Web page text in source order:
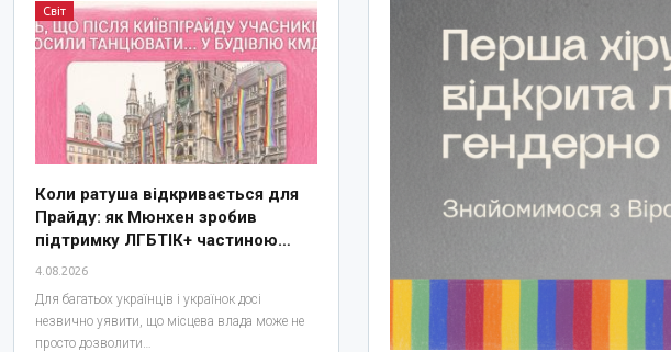
Світ
Коли ратуша відкривається для
Прайду: як Мюнхен зробив
підтримку ЛГБТІК+ частиною…
4.08.2026
Для багатьох українців і українок досі
незвично уявити, що місцева влада може не
просто дозволити…